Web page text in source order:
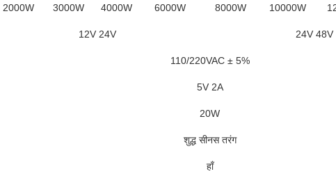
2000W 3000W 4000W 6000W 8000W 10000W
12V 24V 24V 48V
110/220VAC ± 5%
5V 2A
20W
शुद्ध सीनस तरंग
हाँ